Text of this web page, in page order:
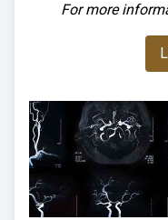
For more